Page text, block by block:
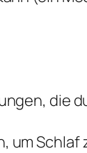
die
um